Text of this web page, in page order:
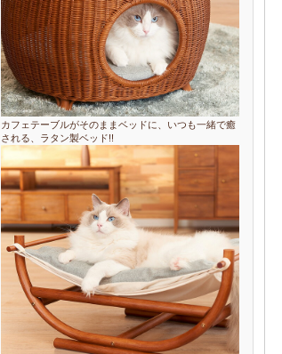
カフェテーブルがそのままベッドに、いつも一緒で癒
される、ラタン製ベッド!!